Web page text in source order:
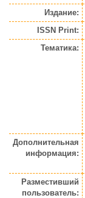
Издание:
ISSN Print:
Тематика:
Дополнительная
информация:
Разместивший
пользователь: